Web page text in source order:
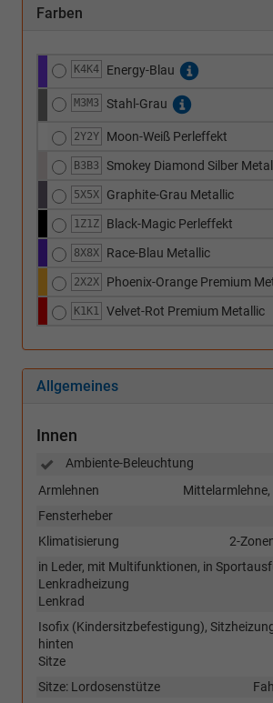
Farben
K4K4 Energy-Blau
M3M3 Stahl-Grau
2Y2Y Moon-Weiß Perleffekt
B3B3 Smokey Diamond Silber
5X5X Graphite-Grau Metallic
1Z1Z Black-Magic Perleffekt
8X8X Race-Blau Metallic
2X2X Phoenix-Orange Premium
K1K1 Velvet-Rot Premium Metallic
Allgemeines
Innen
Ambiente-Beleuchtung
Armlehnen
Fensterheber
2-
Klimatisierung
in Leder, mit Multifunktionen, in
Lenkradheizung
Lenkrad
Isofix (Kindersitzbefestigung),
hinten
Sitze
Sitze: Lordosenstütze